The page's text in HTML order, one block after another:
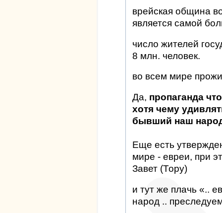
врейская община
является самой
число жителей
8 млн. человек.
во всем мире
Да, пропаганда
хотя чему
бывший наш
Еще есть
мире - евреи, при
Завет (Тору)
и тут же плачь «..
народ ..